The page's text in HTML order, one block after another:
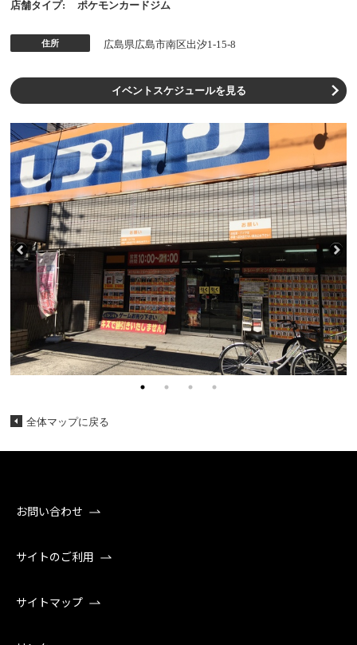
店舗タイプ: ポケモンカードジム
住所 広島県広島市南区出汐1-15-8
イベントスケジュールを見る
全体マップに戻る
お問い合わせ
サイトのご利用
サイトマップ